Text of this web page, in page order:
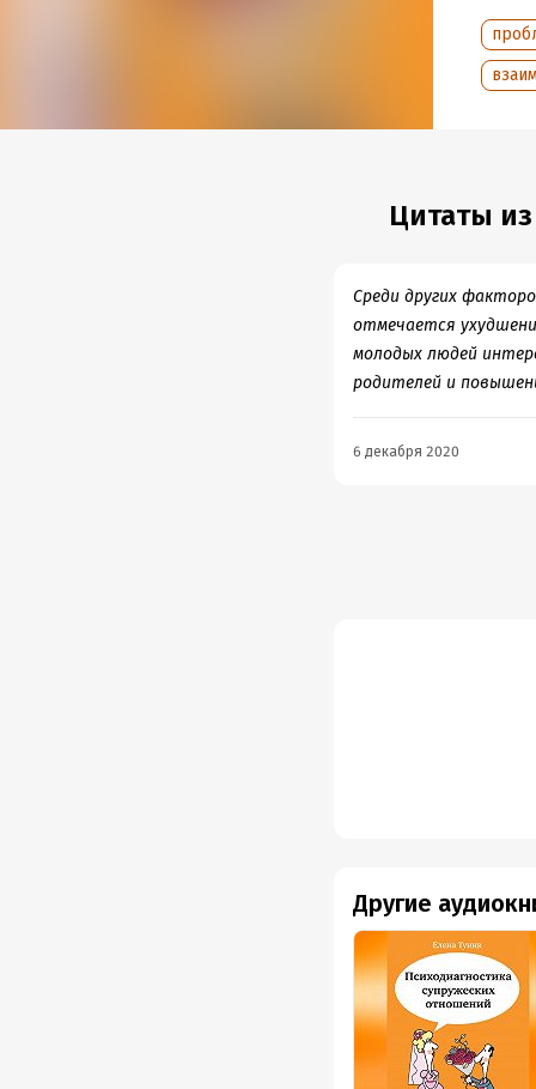
Цитаты
Среди других
отмечается
молодых людей
родителей и
6 декабря 2020
Другие